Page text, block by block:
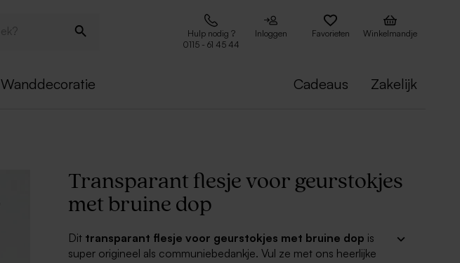
Hulp nodig ?
0115 - 61 45 44
Inloggen Favorieten Winkelmandje
Wanddecoratie Cadeaus Zakelijk
Transparant flesje voor geurstokjes
met bruine dop
Dit transparant flesje voor geurstokjes met bruine dop is
super origineel als communiebedankje. Vul ze met ons heerlijke